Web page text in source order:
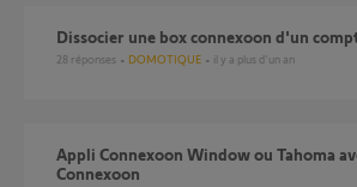
Dissocier une box connexoon d'un
28 réponses DOMOTIQUE il y a plus d'un an
Appli Connexoon Window ou Tahoma avec boitier
Connexoon